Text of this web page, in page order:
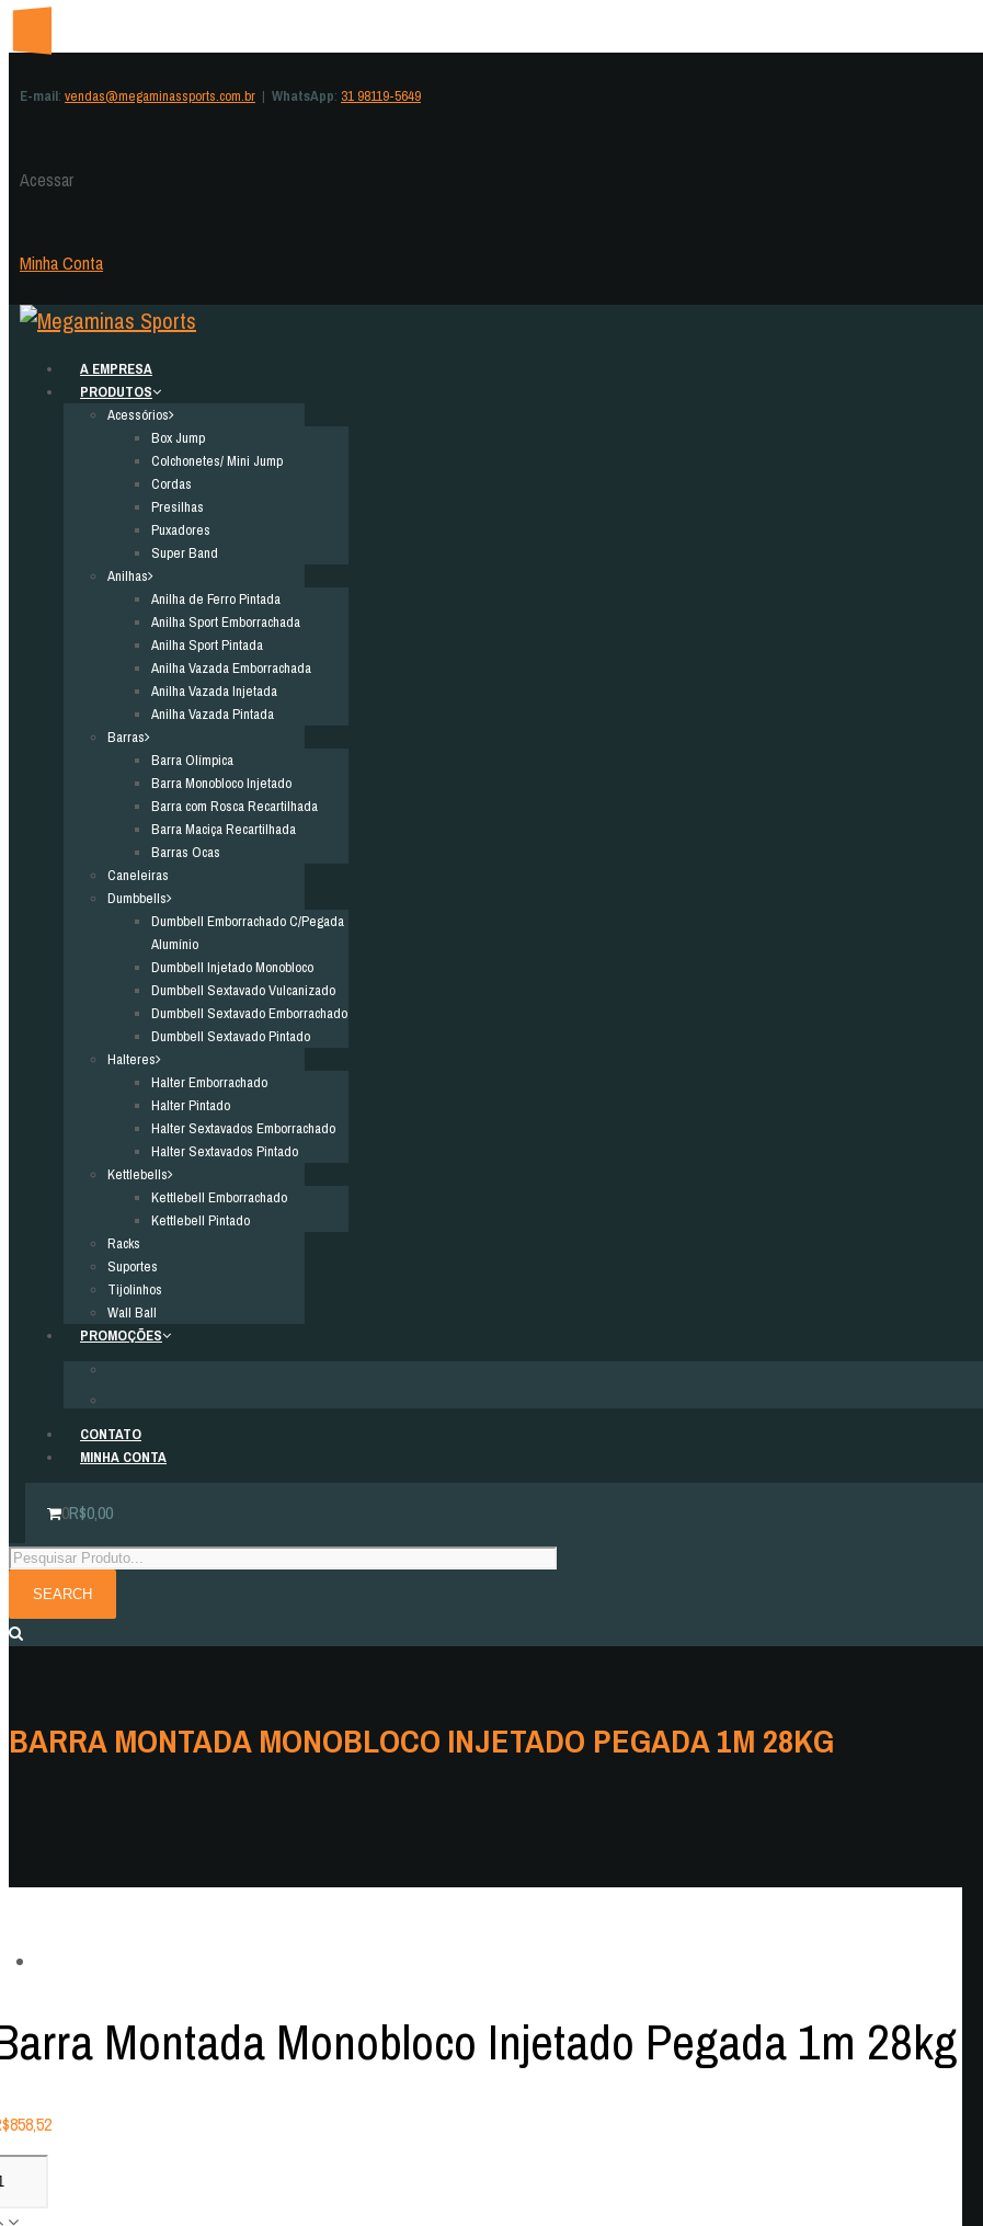
E-mail: vendas@megaminassports.com.br | WhatsApp: 31 98119-5649
Acessar
Minha Conta
A EMPRESA
PRODUTOS
Acessórios
Box Jump
Colchonetes/ Mini Jump
Cordas
Presilhas
Puxadores
Super Band
Anilhas
Anilha de Ferro Pintada
Anilha Sport Emborrachada
Anilha Sport Pintada
Anilha Vazada Emborrachada
Anilha Vazada Injetada
Anilha Vazada Pintada
Barras
Barra Olímpica
Barra Monobloco Injetado
Barra com Rosca Recartilhada
Barra Maciça Recartilhada
Barras Ocas
Caneleiras
Dumbbells
Dumbbell Emborrachado C/Pegada
Alumínio
Dumbbell Injetado Monobloco
Dumbbell Sextavado Vulcanizado
Dumbbell Sextavado Emborrachado
Dumbbell Sextavado Pintado
Halteres
Halter Emborrachado
Halter Pintado
Halter Sextavados Emborrachado
Halter Sextavados Pintado
Kettlebells
Kettlebell Emborrachado
Kettlebell Pintado
Racks
Suportes
Tijolinhos
Wall Ball
PROMOÇÕES
CONTATO
MINHA CONTA
0R$0,00
BARRA MONTADA MONOBLOCO INJETADO PEGADA 1M 28KG
Montada Monobloco Injetado Pegada 1m 28kg
858,52